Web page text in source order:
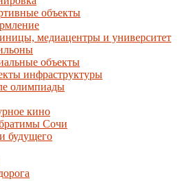
объекты
медиацентры и университет
объекты
инфраструктуры
олимпиады
кино
Сочи
будущего